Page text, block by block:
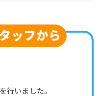
行いました。